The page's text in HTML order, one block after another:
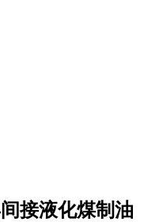
接液化煤制油